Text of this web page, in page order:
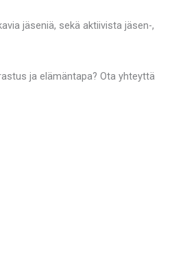
jäseniä, sekä aktiivista jäsen-,
ja elämäntapa? Ota yhteyttä